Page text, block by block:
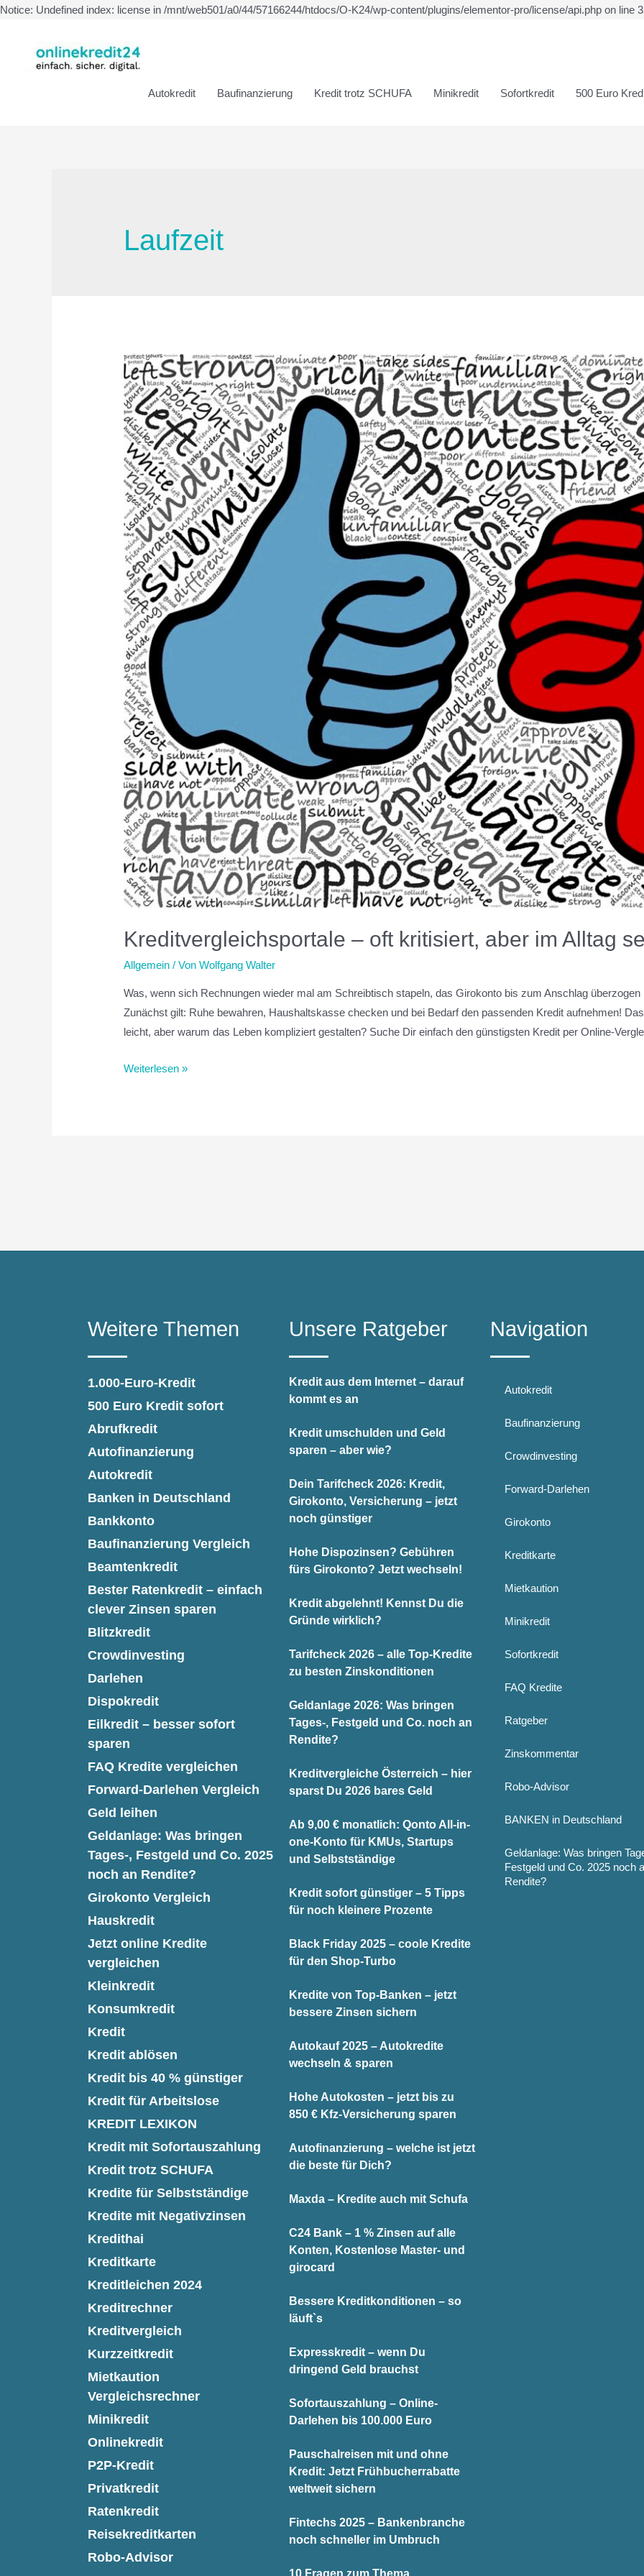
Notice: Undefined index: license in /mnt/web501/a0/44/57166244/htdocs/O-K24/wp-content/plugins/elementor-pro/license/api.php on line
Autokredit Baufinanzierung Kredit trotz SCHUFA Minikredit Sofortkredit 500 Euro
Laufzeit
Kreditvergleichsportale – oft kritisiert, aber im Alltag
Allgemein / VonWolfgang Walter
Was, wenn sich Rechnungen wieder mal am Schreibtisch stapeln, das Girokonto bis zum Anschlag
Zunächst gilt: Ruhe bewahren, Haushaltskasse checken und bei Bedarf den passenden Kredit aufnehmen!
leicht, aber warum das Leben kompliziert gestalten? Suche Dir einfach den günstigsten Kredit per Online-
Weiterlesen »
Weitere Themen
1.000-Euro-Kredit
500 Euro Kredit sofort
Abrufkredit
Autofinanzierung
Autokredit
Banken in Deutschland
Bankkonto
Baufinanzierung Vergleich
Beamtenkredit
Bester Ratenkredit – einfach
clever Zinsen sparen
Blitzkredit
Crowdinvesting
Darlehen
Dispokredit
Eilkredit – besser sofort
sparen
FAQ Kredite vergleichen
Forward-Darlehen Vergleich
Geld leihen
Geldanlage: Was bringen
Tages-, Festgeld und Co. 2025
noch an Rendite?
Girokonto Vergleich
Hauskredit
Jetzt online Kredite
vergleichen
Kleinkredit
Konsumkredit
Kredit
Kredit ablösen
Kredit bis 40 % günstiger
Kredit für Arbeitslose
KREDIT LEXIKON
Kredit mit Sofortauszahlung
Kredit trotz SCHUFA
Kredite für Selbstständige
Kredite mit Negativzinsen
Kredithai
Kreditkarte
Kreditleichen 2024
Kreditrechner
Kreditvergleich
Kurzzeitkredit
Mietkaution
Vergleichsrechner
Minikredit
Onlinekredit
P2P-Kredit
Privatkredit
Ratenkredit
Reisekreditkarten
Robo-Advisor
Unsere Ratgeber
Kredit aus dem Internet – darauf
kommt es an
Kredit umschulden und Geld
sparen – aber wie?
Dein Tarifcheck 2026: Kredit,
Girokonto, Versicherung – jetzt
noch günstiger
Hohe Dispozinsen? Gebühren
fürs Girokonto? Jetzt wechseln!
Kredit abgelehnt! Kennst Du die
Gründe wirklich?
Tarifcheck 2026 – alle Top-Kredite
zu besten Zinskonditionen
Geldanlage 2026: Was bringen
Tages-, Festgeld und Co. noch an
Rendite?
Kreditvergleiche Österreich – hier
sparst Du 2026 bares Geld
Ab 9,00 € monatlich: Qonto All-in-
one-Konto für KMUs, Startups
und Selbstständige
Kredit sofort günstiger – 5 Tipps
für noch kleinere Prozente
Black Friday 2025 – coole Kredite
für den Shop-Turbo
Kredite von Top-Banken – jetzt
bessere Zinsen sichern
Autokauf 2025 – Autokredite
wechseln & sparen
Hohe Autokosten – jetzt bis zu
850 € Kfz-Versicherung sparen
Autofinanzierung – welche ist jetzt
die beste für Dich?
Maxda – Kredite auch mit Schufa
C24 Bank – 1 % Zinsen auf alle
Konten, Kostenlose Master- und
girocard
Bessere Kreditkonditionen – so
läuft`s
Expresskredit – wenn Du
dringend Geld brauchst
Sofortauszahlung – Online-
Darlehen bis 100.000 Euro
Pauschalreisen mit und ohne
Kredit: Jetzt Frühbucherrabatte
weltweit sichern
Fintechs 2025 – Bankenbranche
noch schneller im Umbruch
10 Fragen zum Thema
Navigation
Autokredit
Baufinanzierung
Crowdinvesting
Forward-Darlehen
Girokonto
Kreditkarte
Mietkaution
Minikredit
Sofortkredit
FAQ Kredite
Ratgeber
Zinskommentar
Robo-Advisor
BANKEN in Deutschland
Geldanlage: Was bringen
Festgeld und Co. 2025 noch
Rendite?